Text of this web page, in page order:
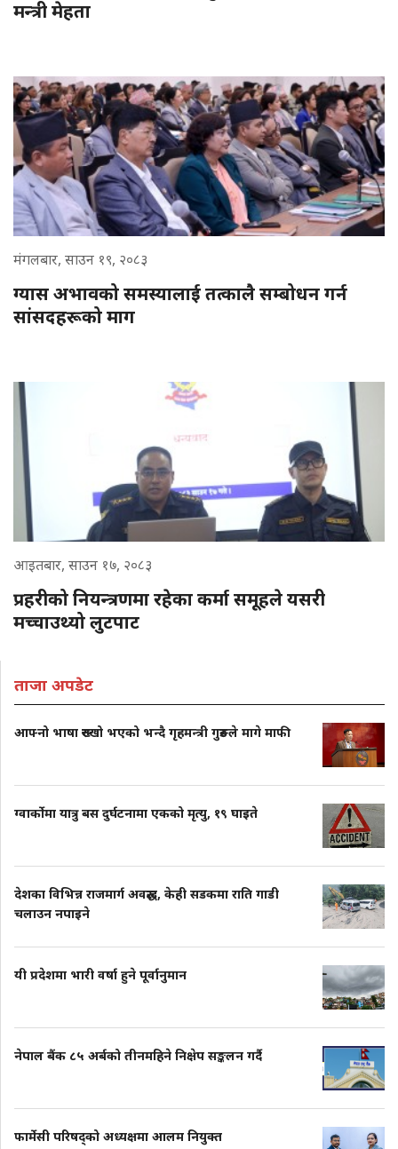
मन्त्री मेहता
मंगलबार, साउन १९, २०८३
ग्यास अभावको समस्यालाई तत्कालै सम्बोधन गर्न
सांसदहरूको माग
आइतबार, साउन १७, २०८३
प्रहरीको नियन्त्रणमा रहेका कर्मा समूहले यसरी
मच्चाउथ्यो लुटपाट
ताजा अपडेट
आफ्नो भाषा रुख्खो भएको भन्दै गृहमन्त्री गुरुङले मागे माफी
ग्वार्कोमा यात्रु बस दुर्घटनामा एकको मृत्यु, १९ घाइते
देशका विभिन्न राजमार्ग अवरुद्ध, केही सडकमा राति गाडी
चलाउन नपाइने
यी प्रदेशमा भारी वर्षा हुने पूर्वानुमान
नेपाल बैंक ८५ अर्बको तीनमहिने निक्षेप सङ्कलन गर्दै
फार्मेसी परिषद्को अध्यक्षमा आलम नियुक्त